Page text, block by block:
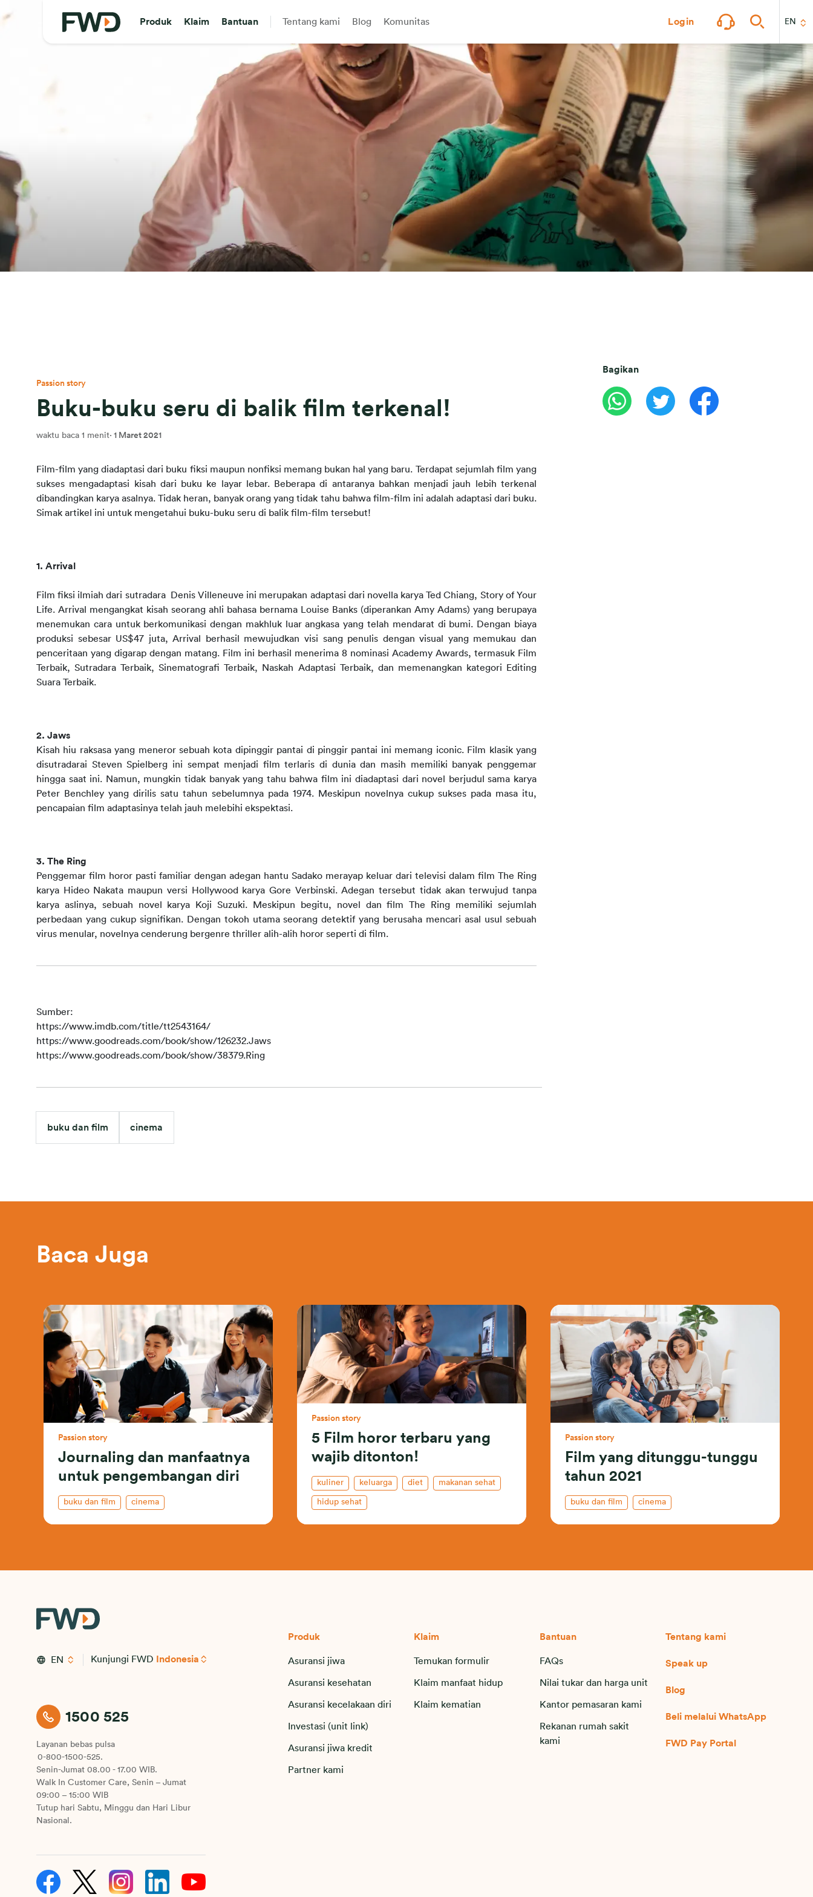
Produk Klaim Bantuan Tentang kami Blog Komunitas Login EN
Passion story
Buku-buku seru di balik film terkenal!
waktu baca 1 menit· 1 Maret 2021
Film-film yang diadaptasi dari buku fiksi maupun nonfiksi memang bukan hal yang baru. Terdapat sejumlah film yang
sukses mengadaptasi kisah dari buku ke layar lebar. Beberapa di antaranya bahkan menjadi jauh lebih terkenal
dibandingkan karya asalnya. Tidak heran, banyak orang yang tidak tahu bahwa film-film ini adalah adaptasi dari buku.
Simak artikel ini untuk mengetahui buku-buku seru di balik film-film tersebut!
1. Arrival
Film fiksi ilmiah dari sutradara  Denis Villeneuve ini merupakan adaptasi dari novella karya Ted Chiang, Story of Your
Life. Arrival mengangkat kisah seorang ahli bahasa bernama Louise Banks (diperankan Amy Adams) yang berupaya
menemukan cara untuk berkomunikasi dengan makhluk luar angkasa yang telah mendarat di bumi. Dengan biaya
produksi sebesar US$47 juta, Arrival berhasil mewujudkan visi sang penulis dengan visual yang memukau dan
penceritaan yang digarap dengan matang. Film ini berhasil menerima 8 nominasi Academy Awards, termasuk Film
Terbaik, Sutradara Terbaik, Sinematografi Terbaik, Naskah Adaptasi Terbaik, dan memenangkan kategori Editing
Suara Terbaik.
2. Jaws
Kisah hiu raksasa yang meneror sebuah kota dipinggir pantai di pinggir pantai ini memang iconic. Film klasik yang
disutradarai Steven Spielberg ini sempat menjadi film terlaris di dunia dan masih memiliki banyak penggemar
hingga saat ini. Namun, mungkin tidak banyak yang tahu bahwa film ini diadaptasi dari novel berjudul sama karya
Peter Benchley yang dirilis satu tahun sebelumnya pada 1974. Meskipun novelnya cukup sukses pada masa itu,
pencapaian film adaptasinya telah jauh melebihi ekspektasi.
3. The Ring
Penggemar film horor pasti familiar dengan adegan hantu Sadako merayap keluar dari televisi dalam film The Ring
karya Hideo Nakata maupun versi Hollywood karya Gore Verbinski. Adegan tersebut tidak akan terwujud tanpa
karya aslinya, sebuah novel karya Koji Suzuki. Meskipun begitu, novel dan film The Ring memiliki sejumlah
perbedaan yang cukup signifikan. Dengan tokoh utama seorang detektif yang berusaha mencari asal usul sebuah
virus menular, novelnya cenderung bergenre thriller alih-alih horor seperti di film.
Sumber:
https://www.imdb.com/title/tt2543164/
https://www.goodreads.com/book/show/126232.Jaws
https://www.goodreads.com/book/show/38379.Ring
buku dan film cinema
Bagikan
Baca Juga
Passion story
Journaling dan manfaatnya
untuk pengembangan diri
buku dan film cinema
Passion story
5 Film horor terbaru yang
wajib ditonton!
kuliner keluarga diet makanan sehat
hidup sehat
Passion story
Film yang ditunggu-tunggu
tahun 2021
buku dan film cinema
EN Kunjungi FWD Indonesia
1500 525
Layanan bebas pulsa
0-800-1500-525.
Senin-Jumat 08.00 - 17.00 WIB.
Walk In Customer Care, Senin – Jumat
09:00 – 15:00 WIB
Tutup hari Sabtu, Minggu dan Hari Libur
Nasional.
Produk
Asuransi jiwa
Asuransi kesehatan
Asuransi kecelakaan diri
Investasi (unit link)
Asuransi jiwa kredit
Partner kami
Klaim
Temukan formulir
Klaim manfaat hidup
Klaim kematian
Bantuan
FAQs
Nilai tukar dan harga unit
Kantor pemasaran kami
Rekanan rumah sakit
kami
Tentang kami
Speak up
Blog
Beli melalui WhatsApp
FWD Pay Portal